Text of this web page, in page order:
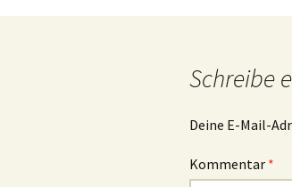
Navigation
Schreibe
Deine E-Mail-
Kommentar *